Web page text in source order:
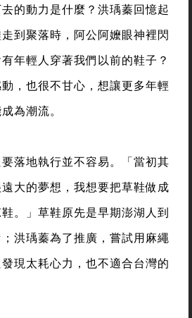
的動力是什麼？洪瑀蓁回憶起
到聚落時，阿公阿嬤眼神裡閃
年輕人穿著我們以前的鞋子？
，也很不甘心，想讓更多年輕
為潮流。
落地執行並不容易。「當初其
大的夢想，我想要把草鞋做成
。」草鞋原先是早期澎湖人到
洪瑀蓁為了推廣，嘗試用麻繩
現太耗心力，也不適合台灣的